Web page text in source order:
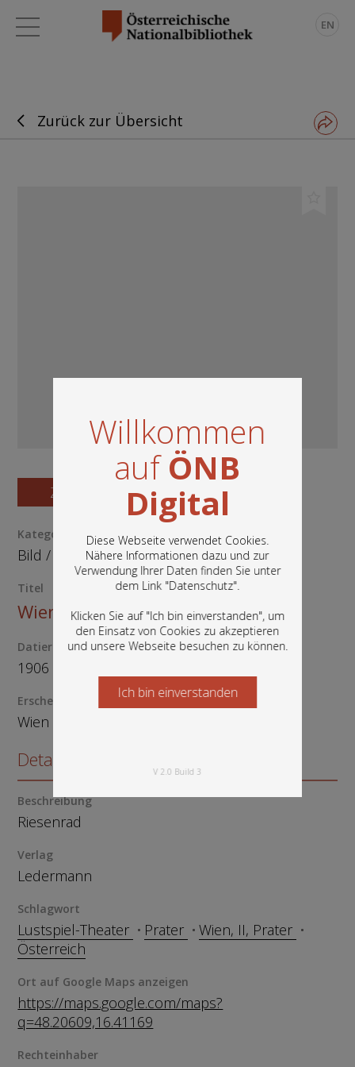
Willkommen
aufÖNB
Digital
Diese Webseite verwendet Cookies.
Nähere Informationen dazu und zur
Verwendung Ihrer Daten finden Sie unter
dem Link "Datenschutz".
Klicken Sie auf "Ich bin einverstanden", um
den Einsatz von Cookies zu akzeptieren
und unsere Webseite besuchen zu können.
In diesem Portal finden Sie die digitalen
Bestände der Österreichischen
Nationalbibliothek: Bücher, Fotografien,
Grafiken und vieles mehr.
Ich bin einverstanden
Starten Sie jetzt
V 2.0 Build 3
EN
Zurück zur Übersicht
Zum Digitalisat
Kategorie / Medientyp
Bild/ Postkarte
Titel
Wien, II, Prater
Datierung
1906
Erscheinungsort
Wien
Details zum Objekt
Beschreibung
Riesenrad
Verlag
Ledermann
Schlagwort
Lustspiel-Theater Prater
Wien, II, Prater
Österreich
Ort auf Google Maps anzeigen
https://maps.google.com/maps?
q=48.20609,16.41169
Rechteinhaber